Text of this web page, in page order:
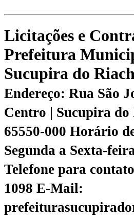
Licitações e
Prefeitura
Sucupira do
Endereço: Rua São
Centro | Sucupira
65550-000 Horário
Segunda a Sexta-
Telefone para
1098 E-Mail: